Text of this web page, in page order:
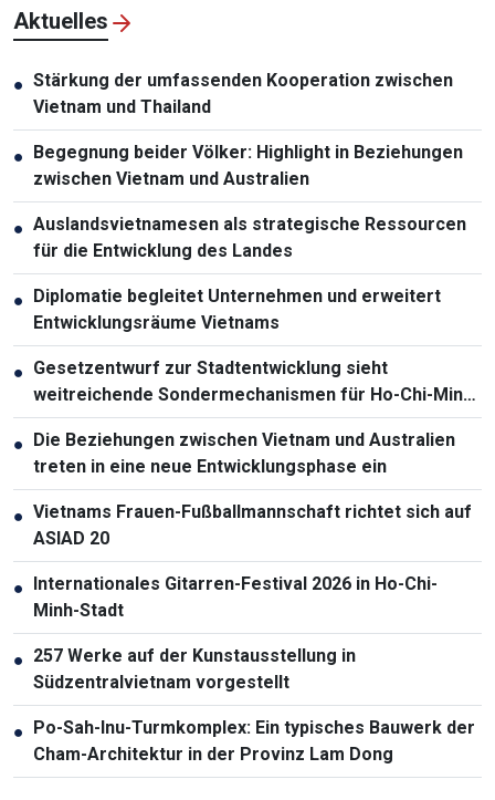
Aktuelles
● Stärkung der umfassenden Kooperation zwischen
Vietnam und Thailand
● Begegnung beider Völker: Highlight in Beziehungen
zwischen Vietnam und Australien
● Auslandsvietnamesen als strategische Ressourcen
für die Entwicklung des Landes
● Diplomatie begleitet Unternehmen und erweitert
Entwicklungsräume Vietnams
● Gesetzentwurf zur Stadtentwicklung sieht
weitreichende Sondermechanismen für Ho-Chi-Minh-
Stadt vor
● Die Beziehungen zwischen Vietnam und Australien
treten in eine neue Entwicklungsphase ein
● Vietnams Frauen-Fußballmannschaft richtet sich auf
ASIAD 20
● Internationales Gitarren-Festival 2026 in Ho-Chi-
Minh-Stadt
● 257 Werke auf der Kunstausstellung in
Südzentralvietnam vorgestellt
● Po-Sah-Inu-Turmkomplex: Ein typisches Bauwerk der
Cham-Architektur in der Provinz Lam Dong